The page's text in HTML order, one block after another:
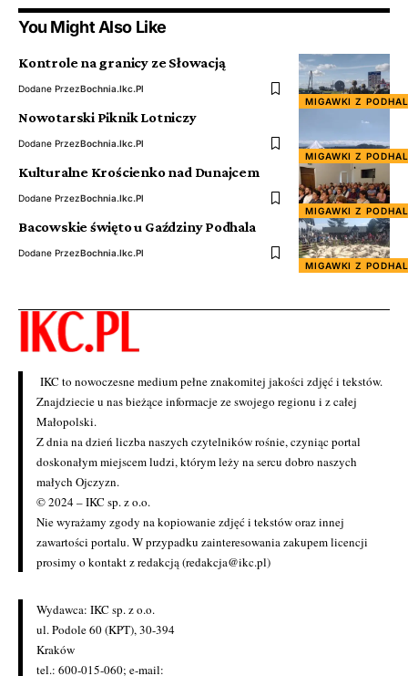
You Might Also Like
MIGAWKI Z
Kontrole na granicy ze Słowacją
Dodane PrzezBochnia.ikc.pl
MIGAWKI Z
Nowotarski Piknik Lotniczy
Dodane PrzezBochnia.ikc.pl
MIGAWKI Z
Kulturalne Krościenko nad Dunajcem
Dodane PrzezBochnia.ikc.pl
MIGAWKI Z
Bacowskie święto u Gaździny Podhala
Dodane PrzezBochnia.ikc.pl
IKC to nowoczesne medium pełne znakomitej jakości zdjęć i tekstów.
Znajdziecie u nas bieżące informacje ze swojego regionu i z całej
Małopolski.
Z dnia na dzień liczba naszych czytelników rośnie, czyniąc portal
doskonałym miejscem ludzi, którym leży na sercu dobro naszych
małych Ojczyzn.
© 2024 – IKC sp. z o.o.
Nie wyrażamy zgody na kopiowanie zdjęć i tekstów oraz innej
zawartości portalu. W przypadku zainteresowania zakupem licencji
prosimy o kontakt z redakcją (redakcja@ikc.pl)
Wydawca: IKC sp. z o.o.
ul. Podole 60 (KPT), 30-394
Kraków
tel.: 600-015-060; e-mail: